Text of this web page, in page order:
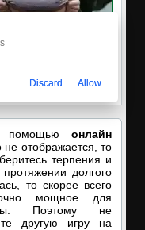
НАШИ
ДЫРОЧКИ!🔥
помощью онлайн
не отображается, то
терпения и
долгого
то скорее всего
мощное для
Поэтому не
другую игру на
Discard Allow